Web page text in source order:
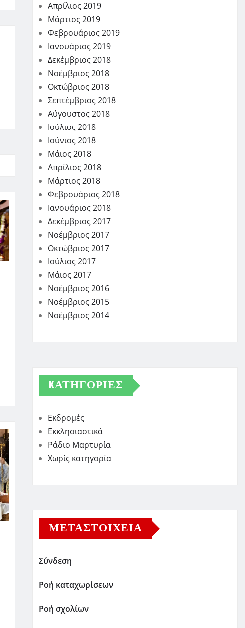
Απρίλιος 2019
Μάρτιος 2019
Φεβρουάριος 2019
Ιανουάριος 2019
Δεκέμβριος 2018
Νοέμβριος 2018
Οκτώβριος 2018
Σεπτέμβριος 2018
Αύγουστος 2018
Ιούλιος 2018
Ιούνιος 2018
Μάιος 2018
Απρίλιος 2018
Μάρτιος 2018
Φεβρουάριος 2018
Ιανουάριος 2018
Δεκέμβριος 2017
Νοέμβριος 2017
Οκτώβριος 2017
Ιούλιος 2017
Μάιος 2017
Νοέμβριος 2016
Νοέμβριος 2015
Νοέμβριος 2014
KΑΤΗΓΟΡΊΕΣ
Εκδρομές
Εκκλησιαστικά
Ράδιο Μαρτυρία
Χωρίς κατηγορία
ΜΕΤΑΣΤΟΙΧΕΊΑ
Σύνδεση
Ροή καταχωρίσεων
Ροή σχολίων